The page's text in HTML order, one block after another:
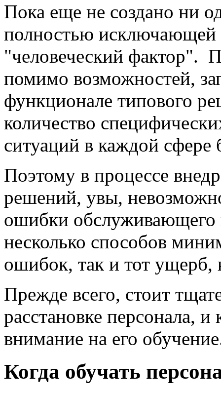
Пока еще не создано ни
полностью исключающей
"человеческий фактор".
помимо возможностей,
функционале типового
количество
ситуаций в каждой сфере
Поэтому в процессе
решений, увы,
ошибки обслуживающего
несколько способов
ошибок, так и тот ущерб,
Прежде всего, стоит
расстановке персонала,
внимание на его
Когда обучать